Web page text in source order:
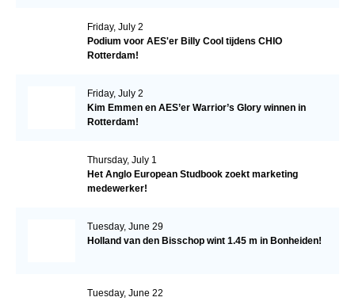
Friday, July 2
Podium voor AES'er Billy Cool tijdens CHIO
Rotterdam!
Friday, July 2
Kim Emmen en AES’er Warrior’s Glory winnen in
Rotterdam!
Thursday, July 1
Het Anglo European Studbook zoekt marketing
medewerker!
Tuesday, June 29
Holland van den Bisschop wint 1.45 m in Bonheiden!
Tuesday, June 22